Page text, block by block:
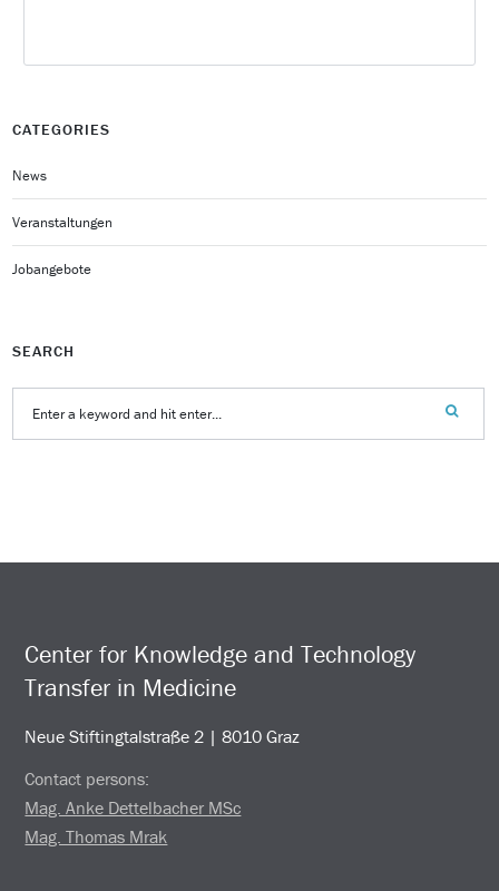
CATEGORIES
News
Veranstaltungen
Jobangebote
SEARCH
Center for Knowledge and Technology
Transfer in Medicine
Neue Stiftingtalstraße 2 | 8010 Graz
Contact persons:
Mag. Anke Dettelbacher MSc
Mag. Thomas Mrak